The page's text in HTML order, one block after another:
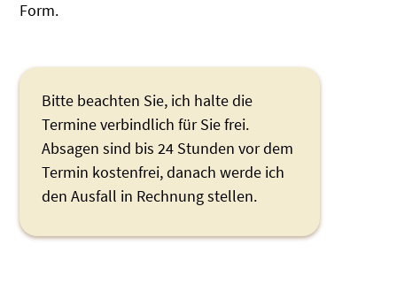
Form.
Bitte beachten Sie, ich halte die
Termine verbindlich für Sie frei.
Absagen sind bis 24 Stunden vor dem
Termin kostenfrei, danach werde ich
den Ausfall in Rechnung stellen.